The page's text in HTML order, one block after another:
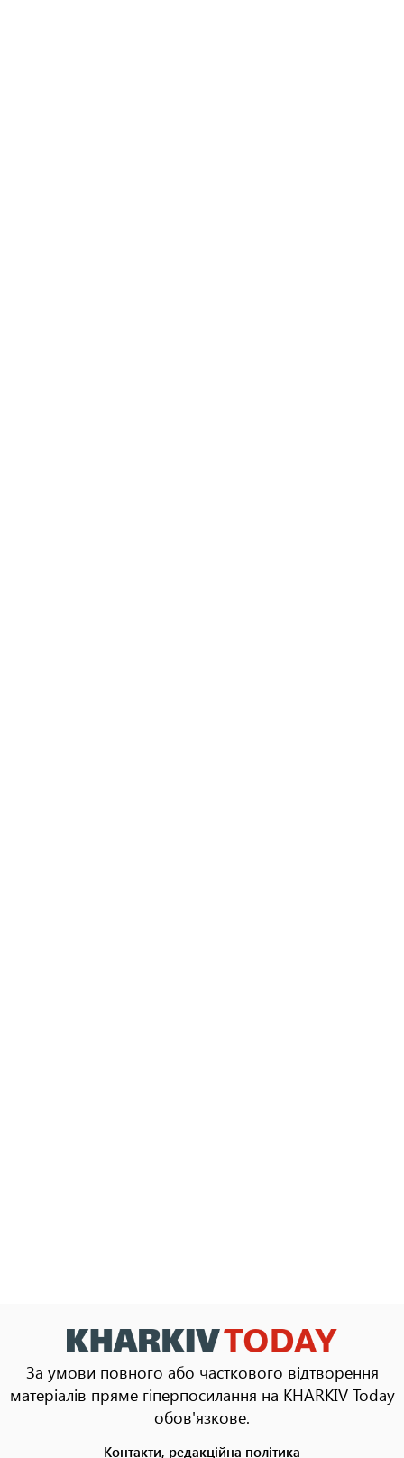
За умови повного або часткового відтворення
матеріалів пряме гіперпосилання на KHARKIV Today
обов'язкове.
Контакти, редакційна політика